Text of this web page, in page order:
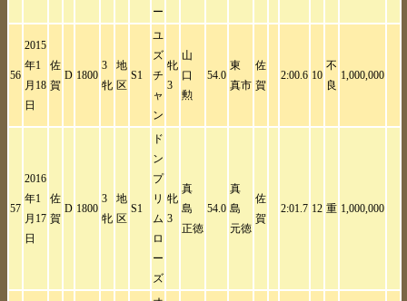
ー
56
2015
年1
月18
日
佐
賀
D 1800
3
牝
地
区
S1
ユ
ズ
チ
ャ
ン
牝
3
山
口
勲
54.0
東
真市
佐
賀
2:00.6 10
不
良
1,000,000
57
2016
年1
月17
日
佐
賀
D 1800
3
牝
地
区
S1
ド
ン
プ
リ
ム
ロ
ー
ズ
牝
3
真
島
正徳
54.0
真
島
元徳
佐
賀
2:01.7 12 重 1,000,000